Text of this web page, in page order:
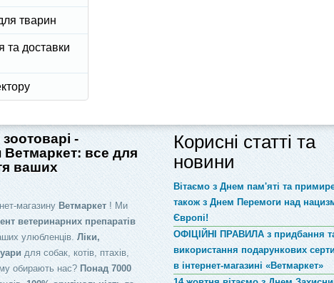
тварин
та доставки
-
Ветмаркет: все для
ваших
магазину Ветмаркет ! Ми
ветеринарних препаратів
улюбленців.Ліки,
для собак, котів, птахів,
обирають нас? Понад 7000
Корисні статті та
новини
Вітаємо з Днем пам'яті та
також з Днем Перемоги над
Європі!
ОФІЦІЙНІ ПРАВИЛА з придбання
використання подарункових
в інтернет-магазині «Ветмаркет»